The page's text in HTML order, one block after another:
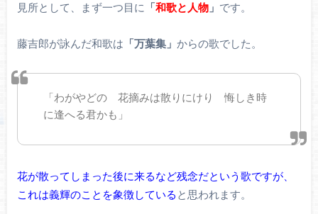
見所として、まず一つ目に 「和歌と人物」 です。
藤吉郎が詠んだ和歌は 「万葉集」 からの歌でした。
「わがやどの 花摘みは散りにけり 悔しき時
に逢へる君かも」
花が散ってしまった後に来るなど残念だという歌ですが、
これは義輝のことを象徴している と思われます。